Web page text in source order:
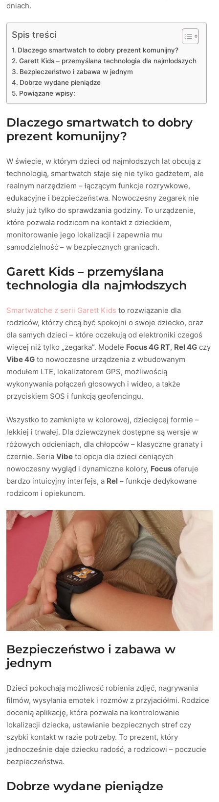
dniach.
Spis treści
Dlaczego smartwatch to dobry prezent komunijny?
Garett Kids – przemyślana technologia dla najmłodszych
Bezpieczeństwo i zabawa w jednym
Dobrze wydane pieniądze
Powiązane wpisy:
Dlaczego smartwatch to dobry
prezent komunijny?
W świecie, w którym dzieci od najmłodszych lat obcują z
technologią, smartwatch staje się nie tylko gadżetem, ale
realnym narzędziem – łączącym funkcje rozrywkowe,
edukacyjne i bezpieczeństwa. Nowoczesny zegarek nie
służy już tylko do sprawdzania godziny. To urządzenie,
które pozwala rodzicom na kontakt z dzieckiem,
monitorowanie jego lokalizacji i zapewnia mu
samodzielność – w bezpiecznych granicach.
Garett Kids – przemyślana
technologia dla najmłodszych
Smartwatche z serii Garett Kids to rozwiązanie dla
rodziców, którzy chcą być spokojni o swoje dziecko, oraz
dla samych dzieci – które oczekują od elektroniki czegoś
więcej niż tylko „zegarka”. Modele Focus 4G RT, Rel 4G czy
Vibe 4G to nowoczesne urządzenia z wbudowanym
modułem LTE, lokalizatorem GPS, możliwością
wykonywania połączeń głosowych i wideo, a także
przyciskiem SOS i funkcją geofencingu.
Wszystko to zamknięte w kolorowej, dziecięcej formie –
lekkiej i trwałej. Dla dziewczynek dostępne są wersje w
różowych odcieniach, dla chłopców – klasyczne granaty i
czernie. SeriaVibe to opcja dla dzieci ceniących
nowoczesny wygląd i dynamiczne kolory, Focus oferuje
bardzo intuicyjny interfejs, a Rel – funkcje dedykowane
rodzicom i opiekunom.
Bezpieczeństwo i zabawa w
jednym
Dzieci pokochają możliwość robienia zdjęć, nagrywania
filmów, wysyłania emotek i rozmów z przyjaciółmi. Rodzice
docenią aplikację, która pozwala na kontrolowanie
lokalizacji dziecka, ustawianie bezpiecznych stref czy
szybki kontakt w razie potrzeby. To prezent, który
jednocześnie daje dziecku radość, a rodzicowi – poczucie
bezpieczeństwa.
Dobrze wydane pieniądze